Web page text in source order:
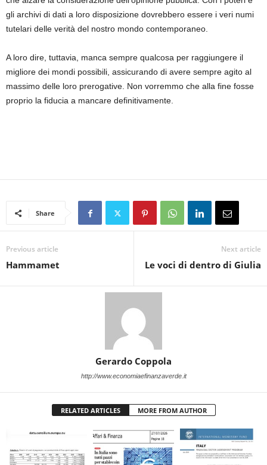
gli archivi di dati a loro disposizione dovrebbero essere i veri numi
tutelari delle verità del nostro mondo contemporaneo.
A loro dire, tuttavia, manca sempre qualcosa per raggiungere il
migliore dei mondi possibili, assicurando di avere sempre agito al
massimo delle loro prerogative. Non vorremmo che alla fine fosse
proprio la fiducia a mancare definitivamente.
Share
Previous article
Hammamet
Next article
Le voci di dentro di Giulia
Gerardo Coppola
http://www.economiaefinanzaverde.it
RELATED ARTICLES MORE FROM AUTHOR